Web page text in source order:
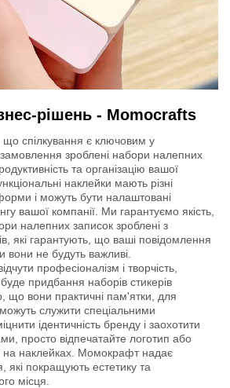
рішень - Momocrafts
спілкування є ключовим у
зроблені набори налепних
та організацію вашої
наклейки мають різні
і можуть бути налаштовані
вашої компанії. Ми гарантуємо якість,
налепних записок зроблені з
які гарантують, що ваші повідомлення
вони не будуть важливі.
професіоналізм і творчість,
придбання наборів стикерів
що вони практичні пам'ятки, для
служити спеціальними
ідентичність бренду і заохотити
просто відпечатайте логотип або
на наклейках. Момокрафт надає
які покращують естетику та
місця.